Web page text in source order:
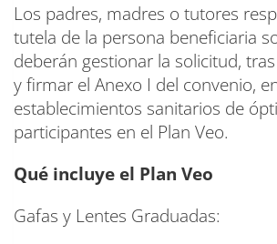
Los padres, madres o tutores
tutela de la persona beneficiaria
deberán gestionar la solicitud,
y firmar el Anexo I del convenio,
establecimientos sanitarios de
participantes en el Plan Veo.
Qué incluye el Plan Veo
Gafas y Lentes Graduadas: